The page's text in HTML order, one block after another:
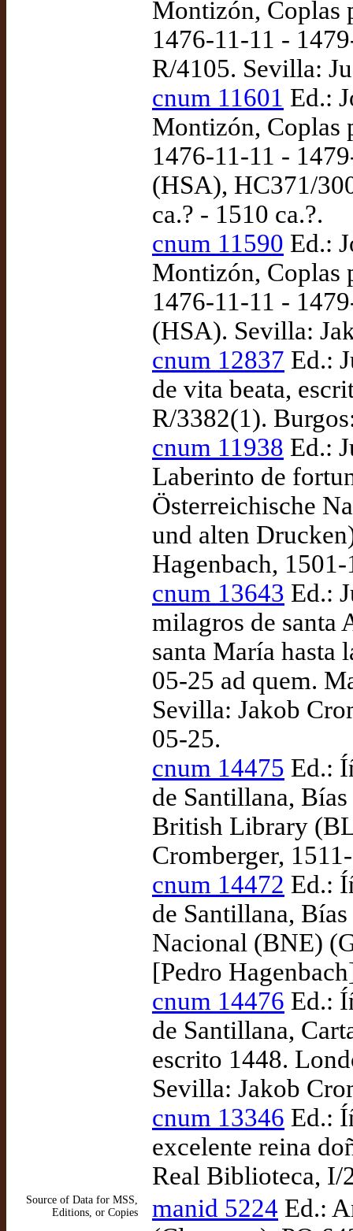
Montizón, Coplas
1476-11-11 -
R/4105. Sevilla:
cnum 11601 Ed.:
Montizón, Coplas
1476-11-11 -
(HSA), HC371/
ca.? - 1510 ca.?.
cnum 11590 Ed.:
Montizón, Coplas
1476-11-11 -
(HSA). Sevilla:
cnum 12837 Ed.:
de vita beata,
R/3382(1).
cnum 11938 Ed.:
Laberinto de
Österreichische
und alten
Hagenbach,
cnum 13643 Ed.:
milagros de santa
santa María hasta
05-25 ad quem.
Sevilla: Jakob
05-25.
cnum 14475 Ed.:
de Santillana,
British Library
Cromberger,
cnum 14472 Ed.:
de Santillana,
Nacional (BNE)
[Pedro
cnum 14476 Ed.:
de Santillana,
escrito 1448.
Sevilla: Jakob
cnum 13346 Ed.:
excelente reina
Real Biblioteca, I/
Source of Data for MSS,
Editions, or Copies
manid 5224 Ed.: